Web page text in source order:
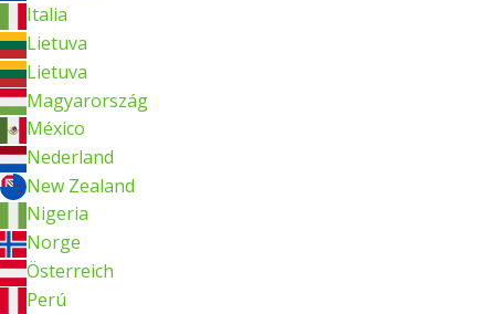
Italia
Lietuva
Lietuva
Magyarország
México
Nederland
New Zealand
Nigeria
Norge
Österreich
Perú